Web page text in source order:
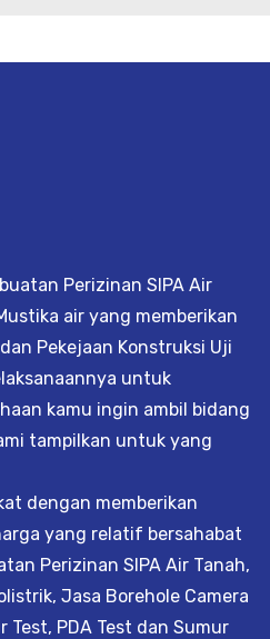
Perizinan SIPA Air
air yang memberikan
Pekejaan Konstruksi Uji
untuk
kamu ingin ambil bidang
tampilkan untuk yang
dengan memberikan
yang relatif bersahabat
Perizinan SIPA Air Tanah,
Jasa Borehole Camera
Test, PDA Test dan Sumur